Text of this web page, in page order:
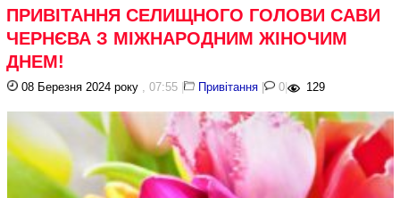
ПРИВІТАННЯ СЕЛИЩНОГО ГОЛОВИ САВИ
ЧЕРНЄВА З МІЖНАРОДНИМ ЖІНОЧИМ
ДНЕМ!
08 Березня 2024 року , 07:55 | Привітання | 0 | 129